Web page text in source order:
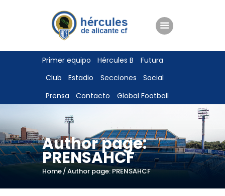
Primer equipo Hércules B
Futura
Club
Estadio Secciones
Social
Prensa
Contacto Global Football
Author page:
PRENSAHCF
Home Author page: PRENSAHCF
ENTRADAS
TIENDA
HÉRCULESCF100